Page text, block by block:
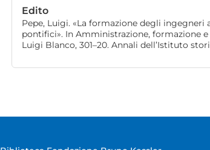
Edito
Pepe, Luigi. «La formazione degli
pontifici». In Amministrazione, formazione
Luigi Blanco, 301–20. Annali dell’Istituto